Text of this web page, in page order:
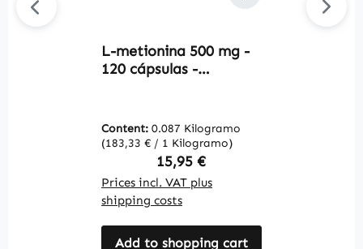
L-metionina 500 mg -
120 cápsulas -
Vitalstoffe
Content: 0.087 Kilogramo
(183,33 € / 1 Kilogramo)
Regular price:
15,95 €
Prices incl. VAT plus
shipping costs
Add to shopping cart